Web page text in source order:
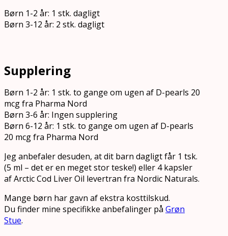
Børn 1-2 år: 1 stk. dagligt
Børn 3-12 år: 2 stk. dagligt
Supplering
Børn 1-2 år: 1 stk. to gange om ugen af D-pearls 20
mcg fra Pharma Nord
Børn 3-6 år: Ingen supplering
Børn 6-12 år: 1 stk. to gange om ugen af D-pearls
20 mcg fra Pharma Nord
Jeg anbefaler desuden, at dit barn dagligt får 1 tsk.
(5 ml – det er en meget stor teske!) eller 4 kapsler
af Arctic Cod Liver Oil levertran fra Nordic Naturals.
Mange børn har gavn af ekstra kosttilskud.
Du finder mine specifikke anbefalinger på Grøn
Stue.